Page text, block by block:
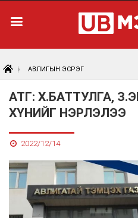
АВЛИГЫН ЭСРЭГ
АТГ: Х.БАТТУЛГА,
ХҮНИЙГ НЭРЛЭЛЭЭ
2022/12/14